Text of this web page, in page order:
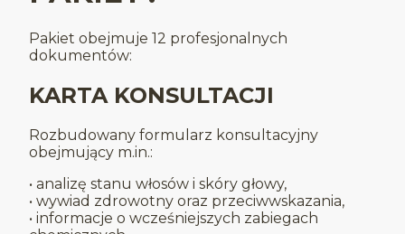
Pakiet obejmuje 12 profesjonalnych
dokumentów:
KARTA KONSULTACJI
Rozbudowany formularz konsultacyjny
obejmujący m.in.:
• analizę stanu włosów i skóry głowy,
• wywiad zdrowotny oraz przeciwwskazania,
• informacje o wcześniejszych zabiegach